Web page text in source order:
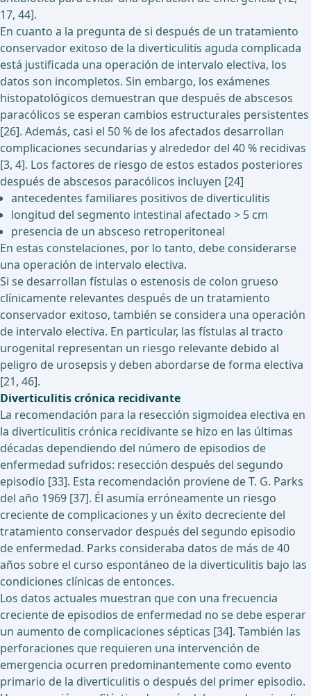
17, 44].
En cuanto a la pregunta de si después de un tratamiento
conservador exitoso de la diverticulitis aguda complicada
está justificada una operación de intervalo electiva, los
datos son incompletos. Sin embargo, los exámenes
histopatológicos demuestran que después de abscesos
paracólicos se esperan cambios estructurales persistentes
[26]. Además, casi el 50 % de los afectados desarrollan
complicaciones secundarias y alrededor del 40 % recidivas
[3, 4]. Los factores de riesgo de estos estados posteriores
después de abscesos paracólicos incluyen [24]
antecedentes familiares positivos de diverticulitis
longitud del segmento intestinal afectado > 5 cm
presencia de un absceso retroperitoneal
En estas constelaciones, por lo tanto, debe considerarse
una operación de intervalo electiva.
Si se desarrollan fístulas o estenosis de colon grueso
clínicamente relevantes después de un tratamiento
conservador exitoso, también se considera una operación
de intervalo electiva. En particular, las fístulas al tracto
urogenital representan un riesgo relevante debido al
peligro de urosepsis y deben abordarse de forma electiva
[21, 46].
Diverticulitis crónica recidivante
La recomendación para la resección sigmoidea electiva en
la diverticulitis crónica recidivante se hizo en las últimas
décadas dependiendo del número de episodios de
enfermedad sufridos: resección después del segundo
episodio [33]. Esta recomendación proviene de T. G. Parks
del año 1969 [37]. Él asumía erróneamente un riesgo
creciente de complicaciones y un éxito decreciente del
tratamiento conservador después del segundo episodio
de enfermedad. Parks consideraba datos de más de 40
años sobre el curso espontáneo de la diverticulitis bajo las
condiciones clínicas de entonces.
Los datos actuales muestran que con una frecuencia
creciente de episodios de enfermedad no se debe esperar
un aumento de complicaciones sépticas [34]. También las
perforaciones que requieren una intervención de
emergencia ocurren predominantemente como evento
primario de la diverticulitis o después del primer episodio.